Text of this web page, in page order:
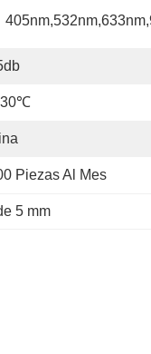
30℃
Piezas Al Mes
5 mm